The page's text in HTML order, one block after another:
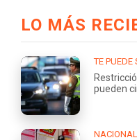
LO MÁS
TE PUEDE
pueden
NACIONAL